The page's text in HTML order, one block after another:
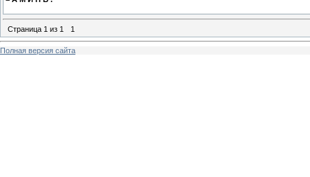
Страница 1 из 1 1
Полная версия сайта